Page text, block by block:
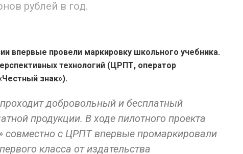
рублей в год.
впервые провели маркировку школьного учебника.
технологий (ЦРПТ, оператор
знак»).
добровольный и бесплатный
продукции. В ходе пилотного проекта
совместно с ЦРПТ впервые промаркировали
класса от издательства